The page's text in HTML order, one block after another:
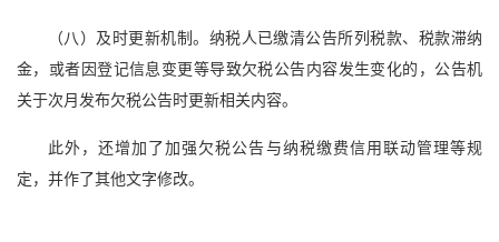
（八）及时更新机制。纳税人已缴清公告所列税款、税款滞纳
金，或者因登记信息变更等导致欠税公告内容发生变化的，公告机
关于次月发布欠税公告时更新相关内容。
此外，还增加了加强欠税公告与纳税缴费信用联动管理等规
定，并作了其他文字修改。